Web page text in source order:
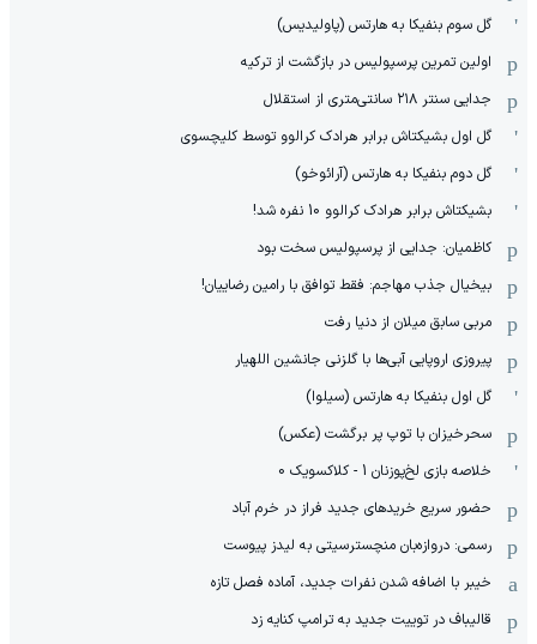
گل سوم بنفیکا به هارتس (پاولیدیس)
اولین تمرین پرسپولیس در بازگشت از ترکیه
جدایی سنتر ۲۱۸ سانتی‌متری از استقلال
گل اول بشیکتاش برابر هرادک کرالوو توسط کلیچسوی
گل دوم بنفیکا به هارتس (آرائوخو)
بشیکتاش برابر هرادک کرالوو 10 نفره شد!
کاظمیان: جدایی از پرسپولیس سخت بود
بیخیال جذب مهاجم: فقط توافق با رامین رضاییان!
مربی سابق میلان از دنیا رفت
پیروزی اروپایی آبی‌ها با گلزنی جانشین اللهیار
گل اول بنفیکا به هارتس (سیلوا)
سحرخیزان با توپ پر برگشت (عکس)
خلاصه بازی لخ‌پوزنان 1 - کلاکسویک 0
حضور سریع خریدهای جدید فراز در خرم آباد
رسمی: دروازه‌بان منچسترسیتی به لیدز پیوست
خیبر با اضافه شدن نفرات جدید، آماده فصل تازه
قالیباف در توییت جدید به ترامپ کنایه زد